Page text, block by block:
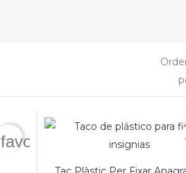
favorite_border